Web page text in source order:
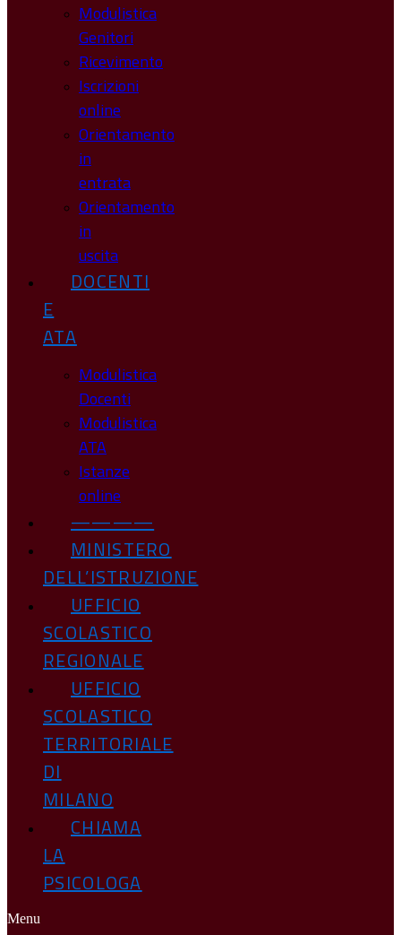
Modulistica
Genitori
Ricevimento
Iscrizioni
online
Orientamento
in
entrata
Orientamento
in
uscita
DOCENTI
E
ATA
Modulistica
Docenti
Modulistica
ATA
Istanze
online
————
MINISTERO
DELL’ISTRUZIONE
UFFICIO
SCOLASTICO
REGIONALE
UFFICIO
SCOLASTICO
TERRITORIALE
DI
MILANO
CHIAMA
LA
PSICOLOGA
Menu